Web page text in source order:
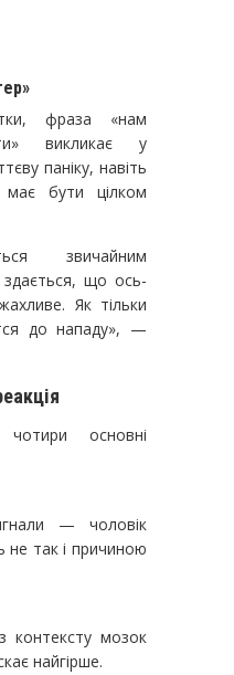
фраза «нам
викликає у
паніку, навіть
бути цілком
звичайним
що ось-
Як тільки
до нападу», —
чотири основні
— чоловік
так і причиною
контексту мозок
найгірше.